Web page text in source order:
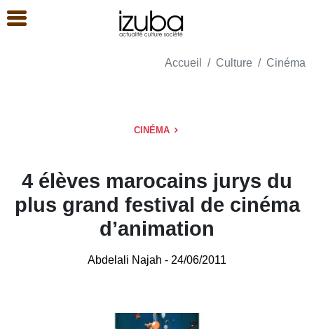
Accueil Culture Cinéma
CINÉMA
4 élèves marocains jurys du
plus grand festival de cinéma
d’animation
Abdelali Najah - 24/06/2011